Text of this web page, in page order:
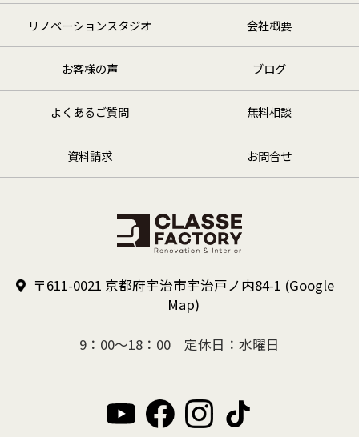
リノベーションスタジオ 会社概要
お客様の声 ブログ
よくあるご質問 無料相談
資料請求 お問合せ
〒611-0021 京都府宇治市宇治戸ノ内84-1 (Google
Map)
9：00～18：00 定休日：水曜日